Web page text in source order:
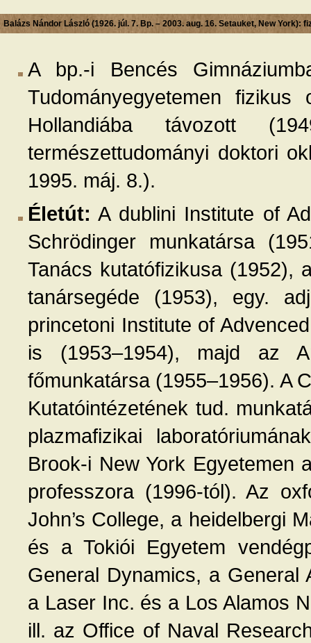
Balázs Nándor László (1926. júl. 7. Bp. – 2003. aug. 16. Setauket, New York):
A bp.-i Bencés
Tudományegyetemen
Hollandiába távozott
természettudományi doktori
1995. máj. 8.).
Életút: A dublini Institute of
Schrödinger munkatársa
Tanács kutatófizikusa (1952),
tanársegéde (1953), egy.
princetoni Institute of
is (1953–1954), majd az
főmunkatársa (1955–1956). A
Kutatóintézetének tud.
plazmafizikai
Brook-i New York Egyetemen
professzora (1996-tól). Az
John’s College, a heidelbergi
és a Tokiói Egyetem
General Dynamics, a General
a Laser Inc. és a Los Alamos
ill. az Office of Naval